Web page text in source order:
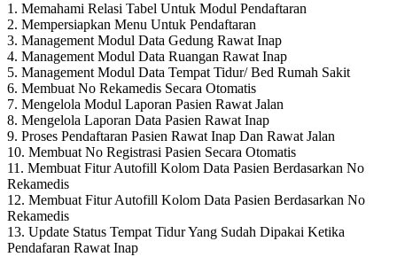
1. Memahami Relasi Tabel Untuk Modul Pendaftaran
2. Mempersiapkan Menu Untuk Pendaftaran
3. Management Modul Data Gedung Rawat Inap
4. Management Modul Data Ruangan Rawat Inap
5. Management Modul Data Tempat Tidur/ Bed Rumah Sakit
6. Membuat No Rekamedis Secara Otomatis
7. Mengelola Modul Laporan Pasien Rawat Jalan
8. Mengelola Laporan Data Pasien Rawat Inap
9. Proses Pendaftaran Pasien Rawat Inap Dan Rawat Jalan
10. Membuat No Registrasi Pasien Secara Otomatis
11. Membuat Fitur Autofill Kolom Data Pasien Berdasarkan No
Rekamedis
12. Membuat Fitur Autofill Kolom Data Pasien Berdasarkan No
Rekamedis
13. Update Status Tempat Tidur Yang Sudah Dipakai Ketika
Pendafaran Rawat Inap